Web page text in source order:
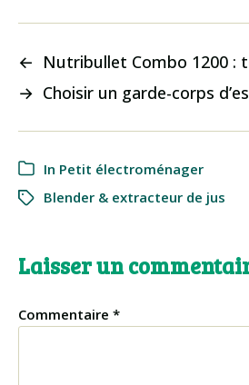
← Nutribullet Combo 1200 :
→ Choisir un garde-corps
In Petit électroménager
Blender & extracteur de jus
Laisser un
Commentaire *